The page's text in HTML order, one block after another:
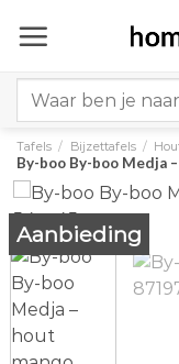
naar
for:
Tafels / Bijzettafels /
By-boo By-boo Medja
Aanbieding